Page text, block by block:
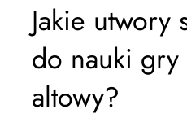
Jakie utwory
do nauki gry
altowy?